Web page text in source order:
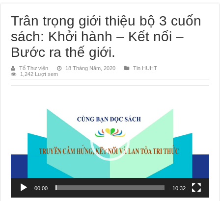
Trân trọng giới thiệu bộ 3 cuốn
sách: Khởi hành – Kết nối –
Bước ra thế giới.
Tổ Thư viện 18 Tháng Năm, 2020
Tin HUHT
1,242 Lượt xem
00:00 10:32